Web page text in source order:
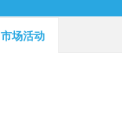
市场活动